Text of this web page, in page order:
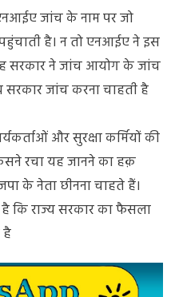
जांच के नाम पर जो
है। न तो एनआईए ने इस
सरकार ने जांच आयोग के जांच
सरकार जांच करना चाहती है
और सुरक्षा कर्मियों की
रचा यह जानने का हक़
के नेता छीनना चाहते हैं।
राज्य सरकार का फैसला